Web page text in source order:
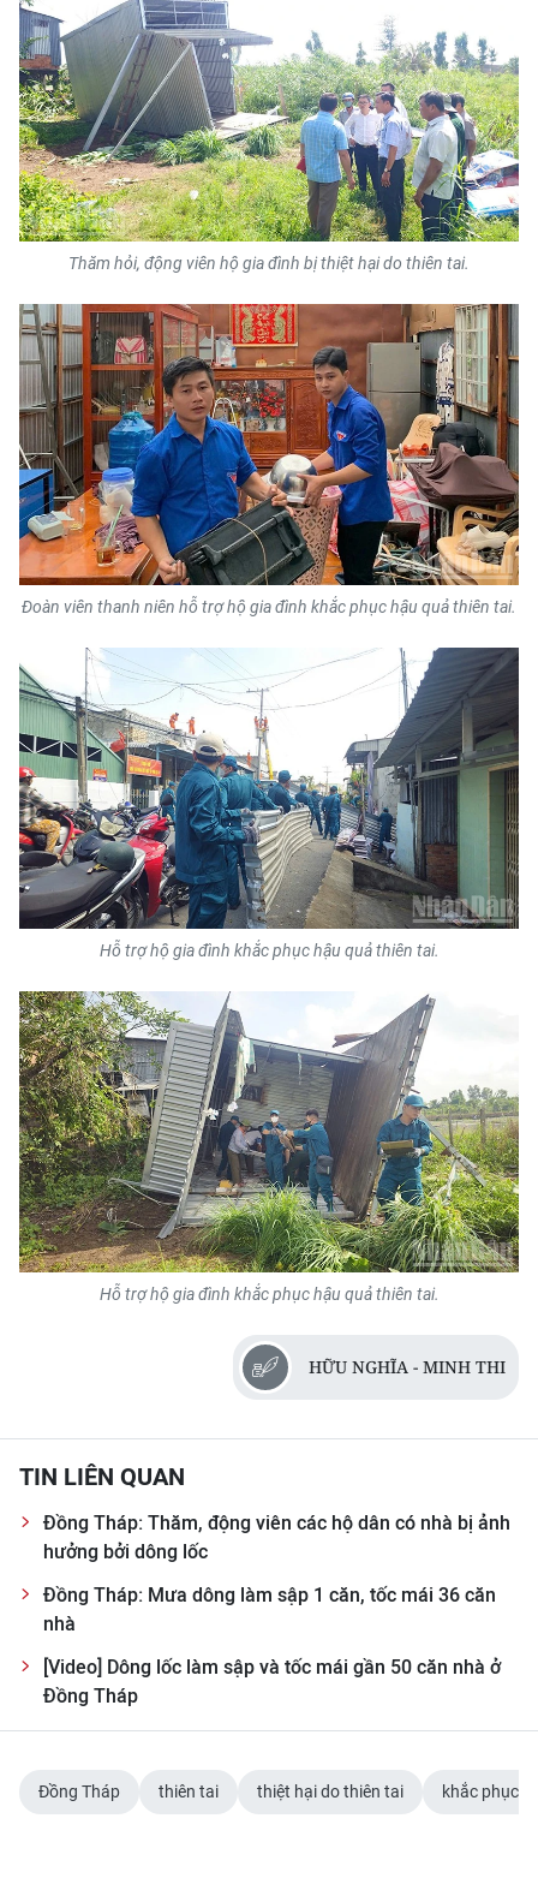
CHUYÊN ĐỀ
CÁC CHUYÊN TRANG
VỀ BÁO NHÂN DÂN
THỜI NAY
NHÂN DÂN CUỐI TUẦN
NHÂN DÂN HẰNG THÁNG
MUA BÁO
ĐỌC BÁO IN
ENGLISH
中文
FRANÇAIS
РУССКИЙ
ESPAÑOL
한국어
Thăm hỏi, động viên hộ gia đình bị thiệt hại do thiên tai.
Đoàn viên thanh niên hỗ trợ hộ gia đình khắc phục hậu quả thiên tai.
Hỗ trợ hộ gia đình khắc phục hậu quả thiên tai.
Hỗ trợ hộ gia đình khắc phục hậu quả thiên tai.
HỮU NGHĨA - MINH THI
TIN LIÊN QUAN
Đồng Tháp: Thăm, động viên các hộ dân có nhà bị ảnh
hưởng bởi dông lốc
Đồng Tháp: Mưa dông làm sập 1 căn, tốc mái 36 căn
nhà
[Video] Dông lốc làm sập và tốc mái gần 50 căn nhà ở
Đồng Tháp
Đồng Tháp thiên tai thiệt hại do thiên tai khắc phục